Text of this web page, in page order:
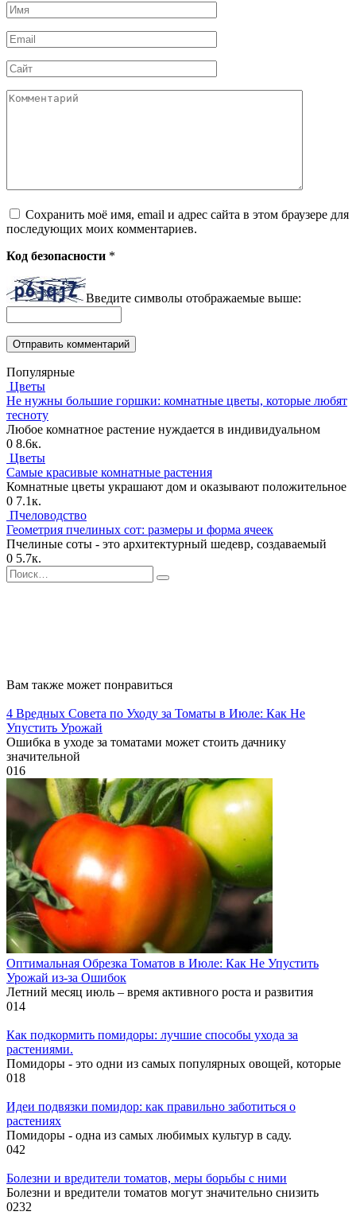
Имя
*
Email
*
Сайт
Комментарий
Сохранить моё имя, email и адрес сайта в этом браузере для
последующих моих комментариев.
Код безопасности *
Введите символы отображаемые выше:
Популярные
Цветы
Не нужны большие горшки: комнатные цветы, которые любят
тесноту
Любое комнатное растение нуждается в индивидуальном
0 8.6к.
Цветы
Самые красивые комнатные растения
Комнатные цветы украшают дом и оказывают положительное
0 7.1к.
Пчеловодство
Геометрия пчелиных сот: размеры и форма ячеек
Пчелиные соты - это архитектурный шедевр, создаваемый
0 5.7к.
Search
for:
Вам также может понравиться
4 Вредных Совета по Уходу за Томаты в Июле: Как Не
Упустить Урожай
Ошибка в уходе за томатами может стоить дачнику
значительной
016
Оптимальная Обрезка Томатов в Июле: Как Не Упустить
Урожай из-за Ошибок
Летний месяц июль – время активного роста и развития
014
Как подкормить помидоры: лучшие способы ухода за
растениями.
Помидоры - это одни из самых популярных овощей, которые
018
Идеи подвязки помидор: как правильно заботиться о
растениях
Помидоры - одна из самых любимых культур в саду.
042
Болезни и вредители томатов, меры борьбы с ними
Болезни и вредители томатов могут значительно снизить
0232